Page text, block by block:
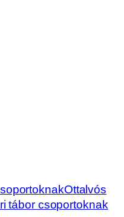
Ottalvós
tábor csoportoknak